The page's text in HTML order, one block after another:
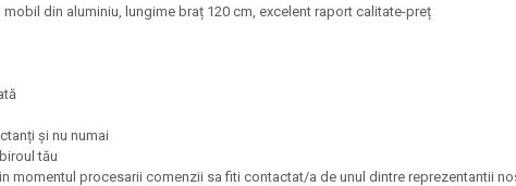
din aluminiu, lungime braț 120 cm, excelent raport calitate-preț
și nu numai
tău
momentul procesarii comenzii sa fiti contactat/a de unul dintre reprezentantii